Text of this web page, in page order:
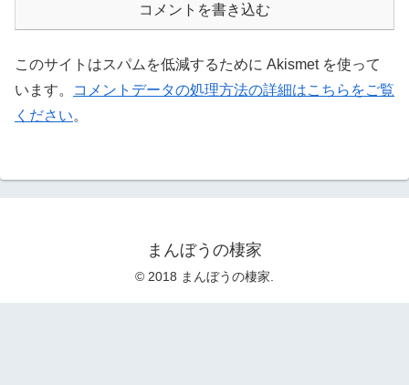
コメントを書き込む
このサイトはスパムを低減するために Akismet を使って
います。
コメントデータの処理方法の詳細はこちらをご覧
ください。
まんぼうの棲家
© 2018 まんぼうの棲家.